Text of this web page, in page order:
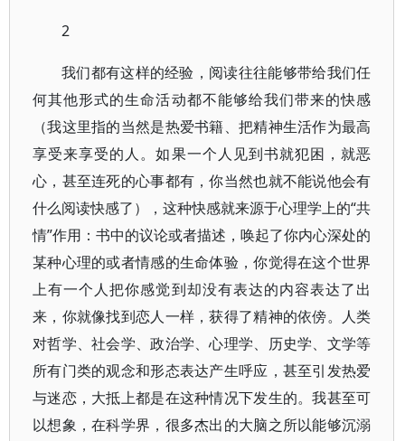
2
我们都有这样的经验，阅读往往能够带给我们任
何其他形式的生命活动都不能够给我们带来的快感
（我这里指的当然是热爱书籍、把精神生活作为最高
享受来享受的人。如果一个人见到书就犯困，就恶
心，甚至连死的心事都有，你当然也就不能说他会有
什么阅读快感了），这种快感就来源于心理学上的“共
情”作用：书中的议论或者描述，唤起了你内心深处的
某种心理的或者情感的生命体验，你觉得在这个世界
上有一个人把你感觉到却没有表达的内容表达了出
来，你就像找到恋人一样，获得了精神的依傍。人类
对哲学、社会学、政治学、心理学、历史学、文学等
所有门类的观念和形态表达产生呼应，甚至引发热爱
与迷恋，大抵上都是在这种情况下发生的。我甚至可
以想象，在科学界，很多杰出的大脑之所以能够沉溺